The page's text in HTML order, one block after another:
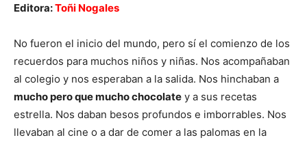
Editora:Toñi Nogales
No fueron el inicio del mundo, pero sí el comienzo de los
recuerdos para muchos niños y niñas. Nos acompañaban
al colegio y nos esperaban a la salida. Nos hinchaban a
mucho pero que mucho chocolate y a sus recetas
estrella. Nos daban besos profundos e imborrables. Nos
llevaban al cine o a dar de comer a las palomas en la